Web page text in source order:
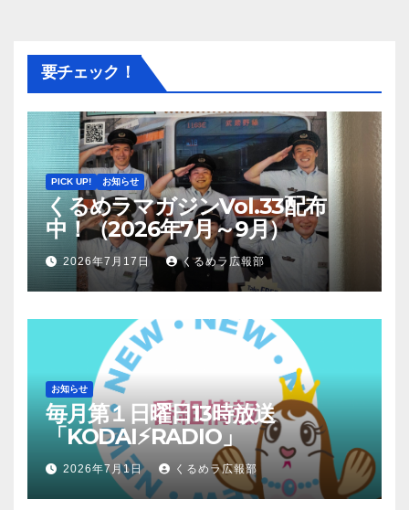
要チェック！
PICK UP! お知らせ
くるめラマガジンVol.33配布
中！（2026年7月～9月）
2026年7月17日 くるめラ広報部
お知らせ
毎月第１日曜日13時放送
「KODAI⚡RADIO」
2026年7月1日 くるめラ広報部